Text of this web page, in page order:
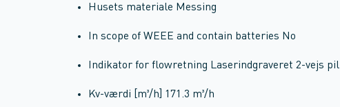
Husets materiale Messing
In scope of WEEE and contain batteries No
Indikator for flowretning Laserindgraveret 2-vejs pil
Kv-værdi [m³/h] 171.3 m³/h